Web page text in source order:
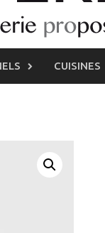
CUISINES